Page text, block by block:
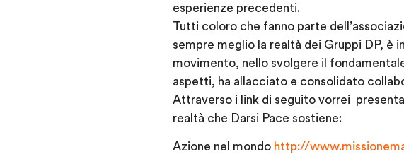
esperienze precedenti.
Tutti coloro che fanno parte
sempre meglio la realtà dei Gruppi DP,
movimento, nello svolgere il
aspetti, ha allacciato e consolidato
Attraverso i link di seguito vorrei
realtà che Darsi Pace sostiene:
Azione nel mondo http://